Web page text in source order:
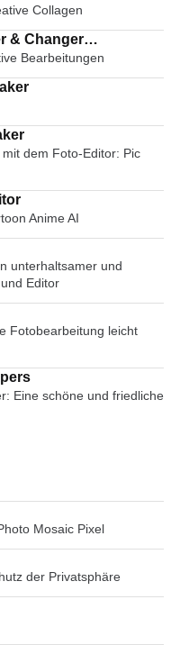
Collagen
& Changer
Bearbeitungen
dem Foto-Editor: Pic
Editor
Anime AI
unterhaltsamer und
Editor
Fotobearbeitung leicht
Eine schöne und friedliche
Mosaic Pixel
der Privatsphäre